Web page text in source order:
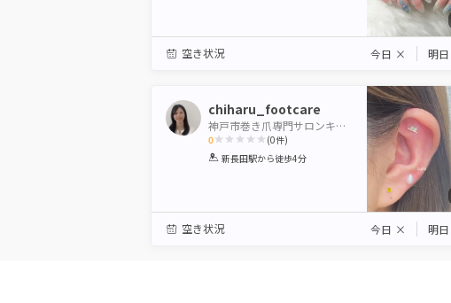
空き状況 今日 × 明日
chiharu_footcare
神戸市巻き爪専門サロンキュア
0
1 2 3 4 5
(0件)
新長田駅から徒歩4分
空き状況 今日 × 明日